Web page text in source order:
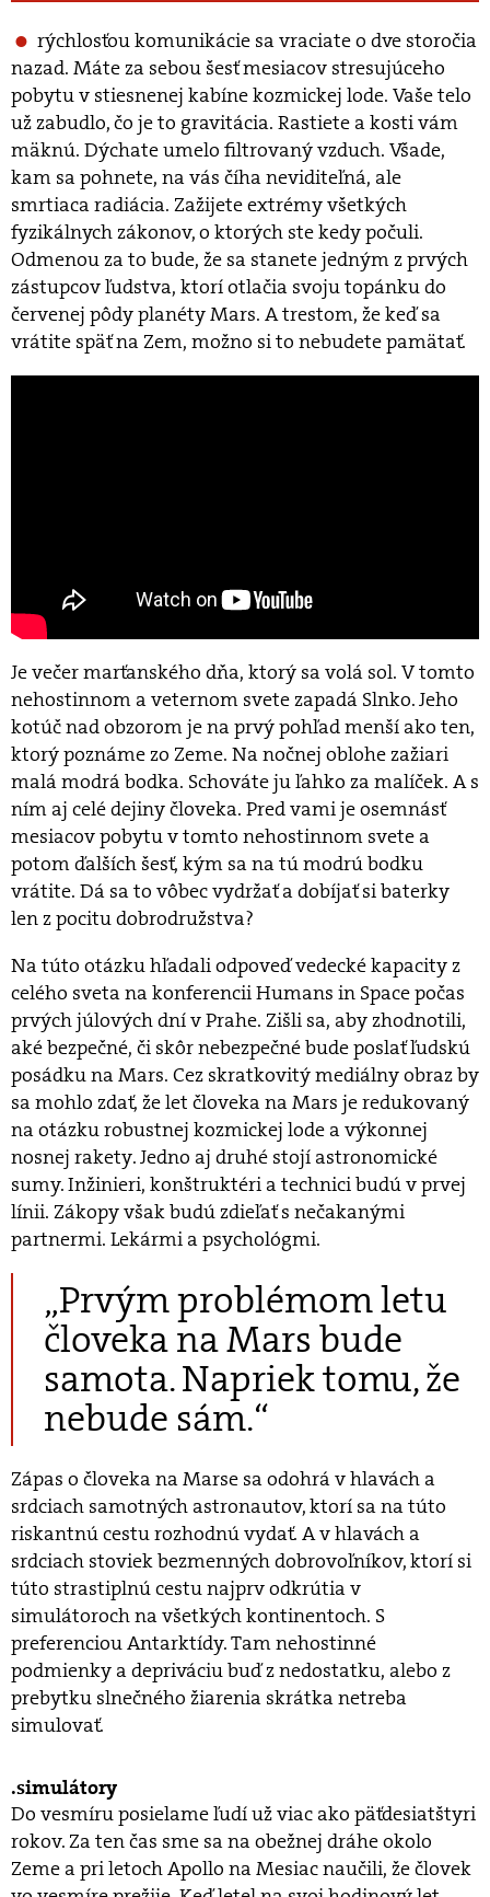
rýchlosťou komunikácie sa vraciate o dve storočia
nazad. Máte za sebou šesť mesiacov stresujúceho
pobytu v stiesnenej kabíne kozmickej lode. Vaše telo
už zabudlo, čo je to gravitácia. Rastiete a kosti vám
mäknú. Dýchate umelo filtrovaný vzduch. Všade,
kam sa pohnete, na vás číha neviditeľná, ale
smrtiaca radiácia. Zažijete extrémy všetkých
fyzikálnych zákonov, o ktorých ste kedy počuli.
Odmenou za to bude, že sa stanete jedným z prvých
zástupcov ľudstva, ktorí otlačia svoju topánku do
červenej pôdy planéty Mars. A trestom, že keď sa
vrátite späť na Zem, možno si to nebudete pamätať.
Je večer marťanského dňa, ktorý sa volá sol. V tomto
nehostinnom a veternom svete zapadá Slnko. Jeho
kotúč nad obzorom je na prvý pohľad menší ako ten,
ktorý poznáme zo Zeme. Na nočnej oblohe zažiari
malá modrá bodka. Schováte ju ľahko za malíček. A s
ním aj celé dejiny človeka. Pred vami je osemnásť
mesiacov pobytu v tomto nehostinnom svete a
potom ďalších šesť, kým sa na tú modrú bodku
vrátite. Dá sa to vôbec vydržať a dobíjať si baterky
len z pocitu dobrodružstva?
Na túto otázku hľadali odpoveď vedecké kapacity z
celého sveta na konferencii Humans in Space počas
prvých júlových dní v Prahe. Zišli sa, aby zhodnotili,
aké bezpečné, či skôr nebezpečné bude poslať ľudskú
posádku na Mars. Cez skratkovitý mediálny obraz by
sa mohlo zdať, že let človeka na Mars je redukovaný
na otázku robustnej kozmickej lode a výkonnej
nosnej rakety. Jedno aj druhé stojí astronomické
sumy. Inžinieri, konštruktéri a technici budú v prvej
línii. Zákopy však budú zdieľať s nečakanými
partnermi. Lekármi a psychológmi.
„Prvým problémom letu
človeka na Mars bude
samota. Napriek tomu, že
nebude sám.“
Zápas o človeka na Marse sa odohrá v hlavách a
srdciach samotných astronautov, ktorí sa na túto
riskantnú cestu rozhodnú vydať. A v hlavách a
srdciach stoviek bezmenných dobrovoľníkov, ktorí si
túto strastiplnú cestu najprv odkrútia v
simulátoroch na všetkých kontinentoch. S
preferenciou Antarktídy. Tam nehostinné
podmienky a depriváciu buď z nedostatku, alebo z
prebytku slnečného žiarenia skrátka netreba
simulovať.
simulátory
Do vesmíru posielame ľudí už viac ako päťdesiatštyri
rokov. Za ten čas sme sa na obežnej dráhe okolo
Zeme a pri letoch Apollo na Mesiac naučili, že človek